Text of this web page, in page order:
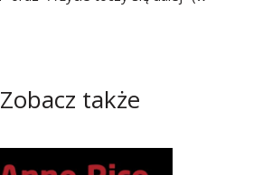
Zobacz także